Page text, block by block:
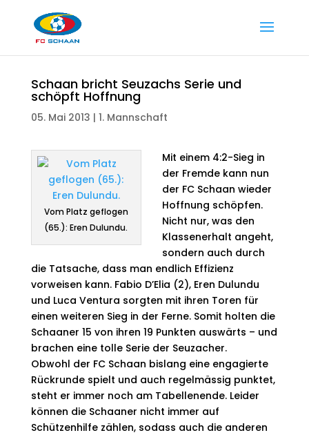
Schaan bricht Seuzachs Serie und
schöpft Hoffnung
05. Mai 2013 | 1. Mannschaft
Vom Platz geflogen
(65.): Eren Dulundu.
Mit einem 4:2-Sieg in
der Fremde kann nun
der FC Schaan wieder
Hoffnung schöpfen.
Nicht nur, was den
Klassenerhalt angeht,
sondern auch durch
die Tatsache, dass man endlich Effizienz
vorweisen kann. Fabio D’Elia (2), Eren Dulundu
und Luca Ventura sorgten mit ihren Toren für
einen weiteren Sieg in der Ferne. Somit holten die
Schaaner 15 von ihren 19 Punkten auswärts – und
brachen eine tolle Serie der Seuzacher.
Obwohl der FC Schaan bislang ei­ne engagierte
Rückrunde spielt und auch regelmässig punktet,
steht er im­mer noch am Tabellenende. Leider
können die Schaaner nicht immer auf
Schützenhilfe zählen, sodass auch die anderen